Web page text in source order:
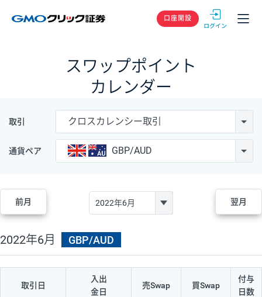
GMOクリック
口座開設
スワップポイント
カレンダー
取引 クロスカレンシー取引
通貨ペア GBP/AUD
前月 翌月
2022年6月 GBP/AUD
取引日
入出
金日
売Swap 買Swap
付与
日数